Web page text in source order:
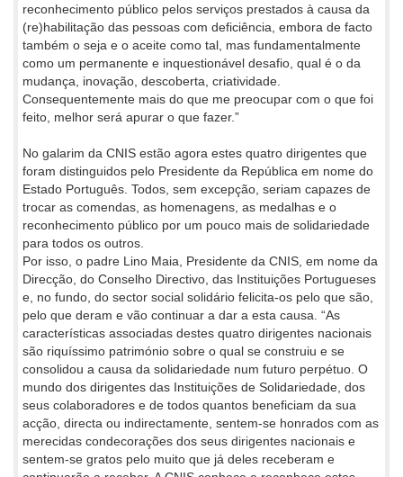
reconhecimento público pelos serviços prestados à causa da
(re)habilitação das pessoas com deficiência, embora de facto
também o seja e o aceite como tal, mas fundamentalmente
como um permanente e inquestionável desafio, qual é o da
mudança, inovação, descoberta, criatividade.
Consequentemente mais do que me preocupar com o que foi
feito, melhor será apurar o que fazer.”
No galarim da CNIS estão agora estes quatro dirigentes que
foram distinguidos pelo Presidente da República em nome do
Estado Português. Todos, sem excepção, seriam capazes de
trocar as comendas, as homenagens, as medalhas e o
reconhecimento público por um pouco mais de solidariedade
para todos os outros.
Por isso, o padre Lino Maia, Presidente da CNIS, em nome da
Direcção, do Conselho Directivo, das Instituições Portugueses
e, no fundo, do sector social solidário felicita-os pelo que são,
pelo que deram e vão continuar a dar a esta causa. “As
características associadas destes quatro dirigentes nacionais
são riquíssimo património sobre o qual se construiu e se
consolidou a causa da solidariedade num futuro perpétuo. O
mundo dos dirigentes das Instituições de Solidariedade, dos
seus colaboradores e de todos quantos beneficiam da sua
acção, directa ou indirectamente, sentem-se honrados com as
merecidas condecorações dos seus dirigentes nacionais e
sentem-se gratos pelo muito que já deles receberam e